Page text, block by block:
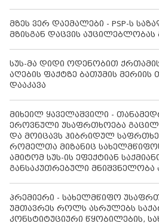
მზეს ვერ დაემალები - PSP-ს
მზისგან დაცვის აუცილებლობას
სუს-მა დიდი ოდენობით
აღების ფაქტზე ბათუმის
დააკავა
მიხეილ ყაველაშვილი -
ეროვნული უსაფრთხოება
და მოიცავს ჰიბრიდულ
რომელთა მიზანიც
ამიტომ სუს-ის ეფექტიან
განსაკუთრებული მნიშვნელობა
პრემიერი - სახელმწიფო
უმთავრეს როლს ასრულებს
კონსტიტუციური წყობილების,